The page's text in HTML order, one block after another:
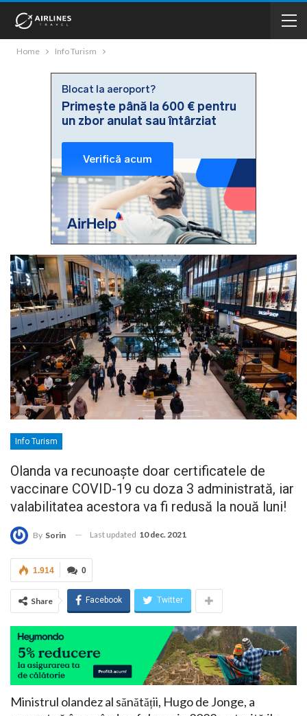
Home Info Turism
Info Turism
Olanda va recunoaște doar certificatele de
vaccinare COVID-19 cu doza 3 administrată, iar
valabilitatea acestora va fi redusă la nouă luni!
By Sorin Last updated 10 dec. 2021
0
1.914
Share Facebook Twitter
Ministrul olandez al sănătății, Hugo de Jonge, a